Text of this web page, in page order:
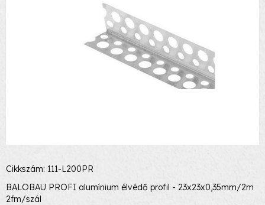
Cikkszám: 111-L200PR
BALOBAU PROFI alumínium élvédő profil - 23x23x0,35mm/2m
2fm/szál